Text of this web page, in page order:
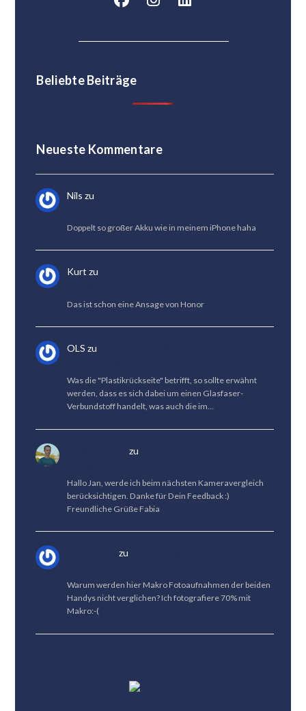
Beliebte Beiträge
Neueste Kommentare
Nils zu
Doppelt so großer Akku wie in meinem iPhone haha
Kurt zu
Das ist schon eine Ansage von Honor
OLS zu
Was die "Plastikrückseite" betrifft, so sollte erwähnt
werden, dass es sich dabei um einen Glasfaser-
Verbundstoff handelt, was auch die im…
zu
Hallo Jan, werde ich beim nächsten Kameravergleich
berücksichtigen. Danke für Dein Feedback :)
Freundliche Grüße Fabia
zu
Warum werden hier Makro Fotoaufnahmen der beiden
Handys nicht verglichen? Ich fotografiere 70% mit
Makro:-(